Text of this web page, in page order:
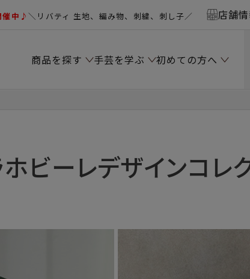
催中♪＼リバティ 生地、編み物、刺繍、刺し子／ 店舗
商品を探す 手芸を学ぶ 初めての方へ
ビーレデザインコレ